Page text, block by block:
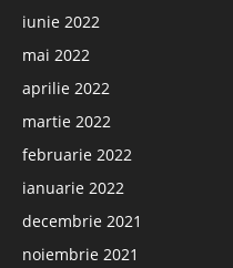
iunie 2022
mai 2022
aprilie 2022
martie 2022
februarie 2022
ianuarie 2022
decembrie 2021
noiembrie 2021